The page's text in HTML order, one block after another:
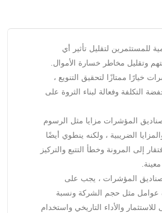
للمستثمرين لتقليل تأثير أي
وتقليل مخاطر خسارة الأموال.
خيارًا ممتازًا لتحقيق التنويع ،
التكلفة وفعالة لبناء الثروة على
المؤشرات مزايا مثل الرسوم
الضريبية ، ولكنه ينطوي أيضًا
إلى المرونة وخطأ التتبع والتركيز
صناديق المؤشرات ، يجب على
عوامل مثل حجم الشركة ونسبة
للاستثمار والأداء التاريخي واستخدام